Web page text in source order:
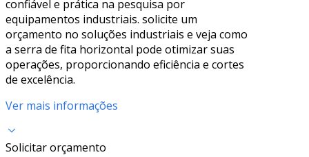
confiável e prática na pesquisa por
equipamentos industriais. solicite um
orçamento no soluções industriais e veja como
a serra de fita horizontal pode otimizar suas
operações, proporcionando eficiência e cortes
de excelência.
Ver mais informações
Solicitar orçamento